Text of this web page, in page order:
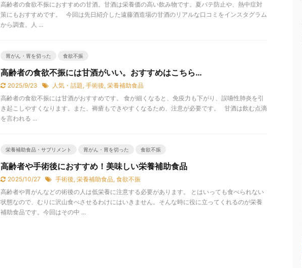
高齢者の食欲不振におすすめの甘酒。甘酒は栄養価の高い飲み物です。夏バテ防止や、熱中症対
策にもおすすめです。 今回は先日紹介した遠藤酒造場の甘酒のリアルな口コミをインスタグラム
から調査。人 ...
胃がん・胃を切った 食欲不振
高齢者の食欲不振には甘酒がいい。おすすめはこちら…
2025/9/23 人気・話題, 手術後, 栄養補助食品
高齢者の食欲不振には甘酒がおすすめです。 食が細くなると、免疫力も下がり、誤嚥性肺炎を引
き起こしやすくなります。また、褥瘡もできやすくなるため、注意が必要です。 甘酒は飲む点滴
を言われる ...
栄養補助食品・サプリメント 胃がん・胃を切った 食欲不振
高齢者や手術後におすすめ！美味しい栄養補助食品
2025/10/27 手術後, 栄養補助食品, 食欲不振
高齢者や胃がんなどの術後の人は低栄養に注意する必要があります。 とはいっても食べられない
状態なので、むりに沢山食べさせるわけにはいきません。そんな時に役に立ってくれるのが栄養
補助食品です。今回はその中 ...